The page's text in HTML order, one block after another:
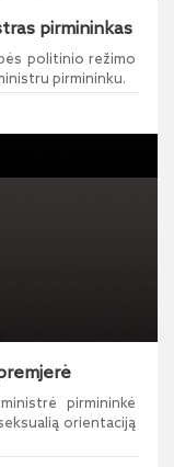
pirmininkas
politinio režimo
pirmininku.
pirmininkė
orientaciją